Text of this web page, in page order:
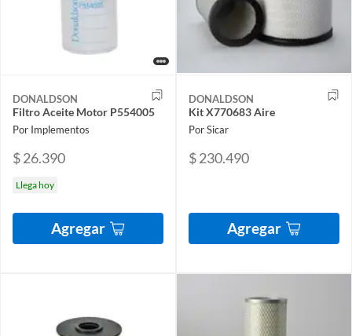
DONALDSON
Filtro Aceite Motor P554005
Por Implementos
$ 26.390
Llega hoy
Agregar
DONALDSON
Kit X770683 Aire
Por Sicar
$ 230.490
Agregar